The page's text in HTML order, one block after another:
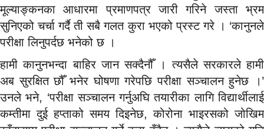
मूल्याङ्कनका आधारमा प्रमाणपत्र जारी गरिने जस्ता भ्रम
सुनिएको चर्चा गर्दै ती सबै गलत कुरा भएको प्रस्ट गरे । ‘कानुनले
परीक्षा लिनुपर्दछ भनेको छ ।
हामी कानुनभन्दा बाहिर जान सक्दैनौँ । त्यसैले सरकारले हामी
अब सुरक्षित छौँ भनेर घोषणा गरेपछि परीक्षा सञ्चालन हुनेछ ।’
उनले भने, ‘परीक्षा सञ्चालन गर्नुअघि तयारीका लागि विद्यार्थीलाई
कम्तीमा दुई हप्ताको समय दिइनेछ, कोरोना भाइरसको जोखिम